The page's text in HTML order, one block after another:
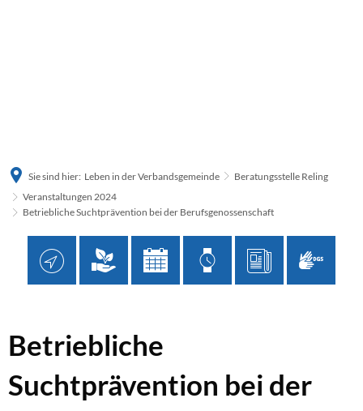
Sie sind hier: Leben in der Verbandsgemeinde
Beratungsstelle Reling
Veranstaltungen 2024
Betriebliche Suchtprävention bei der Berufsgenossenschaft
Betriebliche
bei
Betriebliche
Suchtprävention bei der